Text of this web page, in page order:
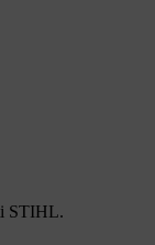
STIHL.